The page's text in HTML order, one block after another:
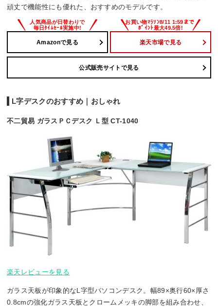
頑丈で機能性にも優れた、おすすめのモデルです。
Amazonで見る 楽天市場で見る
公式販売サイトで見る
L字デスクのおすすめ｜おしゃれ
不二貿易 ガラスＰＣデスク Ｌ型 CT-1040
楽天レビューを見る
ガラス天板が印象的なL字型パソコンデスク。幅89×奥行60×厚さ
0.8cmの強化ガラス天板とクロームメッキの脚部を組み合わせ、